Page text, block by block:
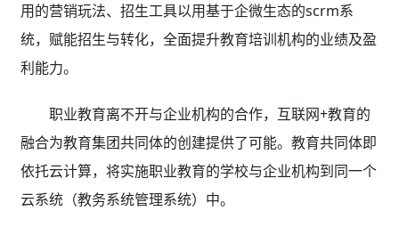
用的营销玩法、招生工具以用基于企微生态的scrm系
统，赋能招生与转化，全面提升教育培训机构的业绩及盈
利能力。
职业教育离不开与企业机构的合作，互联网+教育的
融合为教育集团共同体的创建提供了可能。教育共同体即
依托云计算，将实施职业教育的学校与企业机构到同一个
云系统（教务系统管理系统）中。